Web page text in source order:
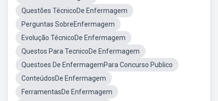
Questões TécnicoDe Enfermagem
Perguntas SobreEnfermagem
Evolução TécnicoDe Enfermagem
Questos Para TecnicoDe Enfermagem
Questoes De EnfermagemPara Concurso Publico
ConteúdosDe Enfermagem
FerramentasDe Enfermagem